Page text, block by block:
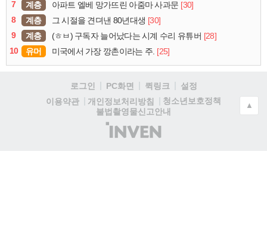
7
계층 아파트 엘베 망가뜨린 아줌마 사과문 [30]
8
계층 그 시절을 견뎌낸 80년대생 [30]
9
계층 (ㅎㅂ) 구독자 늘어났다는 시계 수리 유튜버 [28]
10
유머 미국에서 가장 깡촌이라는 주. [25]
로그인 PC화면 퀵링크
설정
이용약관
개인정보처리방침
청소년보호정책
불법촬영물신고안내
(주)
인
▲